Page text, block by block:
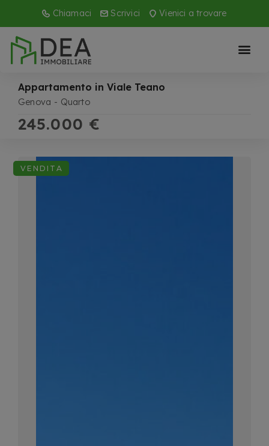
Chiamaci Scrivici Vienici a trovare
Appartamento in Viale Teano
Genova Quarto
245.000 €
VENDITA